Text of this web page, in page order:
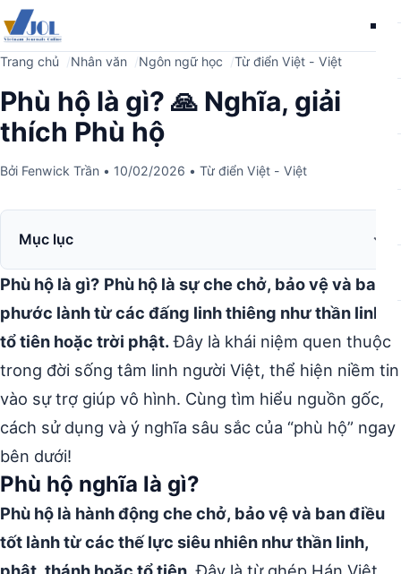
Trang chủ Nhân văn Ngôn ngữ học Từ điển Việt - Việt
Phù hộ là gì? 🙏 Nghĩa, giải
thích Phù hộ
Bởi Fenwick Trần • 10/02/2026 • Từ điển Việt - Việt
Mục lục
Phù hộ là gì? Phù hộ là sự che chở, bảo vệ và ban
phước lành từ các đấng linh thiêng như thần linh,
tổ tiên hoặc trời phật.Đây là khái niệm quen thuộc
trong đời sống tâm linh người Việt, thể hiện niềm tin
vào sự trợ giúp vô hình. Cùng tìm hiểu nguồn gốc,
cách sử dụng và ý nghĩa sâu sắc của “phù hộ” ngay
bên dưới!
Phù hộ nghĩa là gì?
Phù hộ là hành động che chở, bảo vệ và ban điều
tốt lành từ các thế lực siêu nhiên như thần linh,